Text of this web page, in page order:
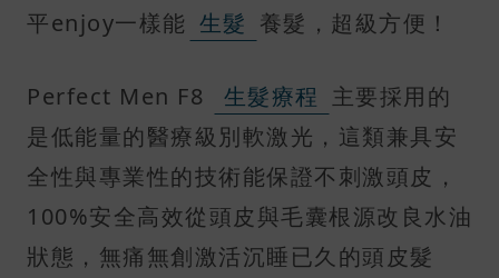
平enjoy一樣能 生髮 養髮，超級方便！
Perfect Men F8 生髮療程
主要採用的
是低能量的醫療級別軟激光，這類兼具安
全性與專業性的技術能保證不刺激頭皮，
100%安全高效從頭皮與毛囊根源改良水油
狀態，無痛無創激活沉睡已久的頭皮髮